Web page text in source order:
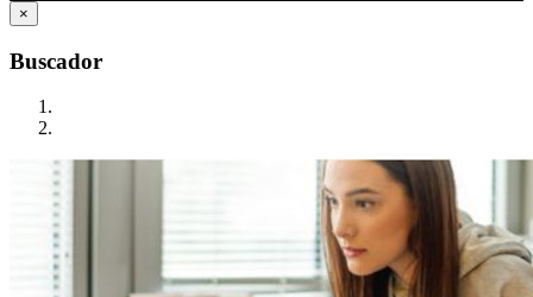
×
Buscador